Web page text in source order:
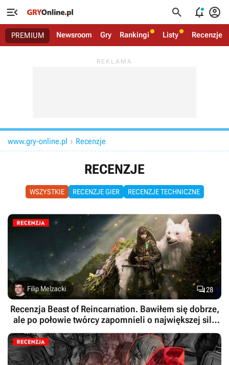
   
PREMIUM Newsroom Gry Rankingi Listy Recenzje
www.gry-online.pl  Recenzje
RECENZJE
WSZYSTKIE RECENZJE GIER RECENZJE TECHNICZNE
28
Filip Melzacki
Recenzja Beast of Reincarnation. Bawiłem się dobrze,
ale po połowie twórcy zapomnieli o największej sile
swojej gry